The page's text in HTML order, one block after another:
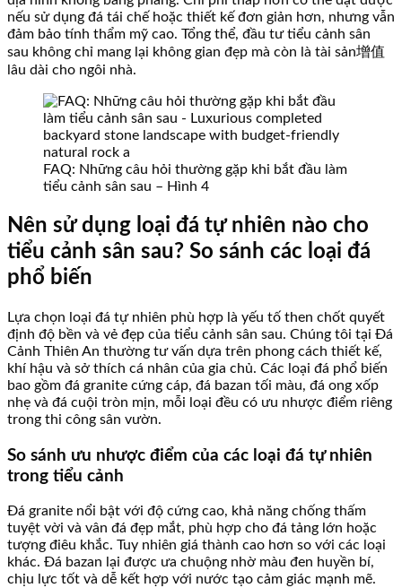
nếu sử dụng đá tái chế hoặc thiết kế đơn giản hơn, nhưng vẫn
đảm bảo tính thẩm mỹ cao. Tổng thể, đầu tư tiểu cảnh sân
sau không chỉ mang lại không gian đẹp mà còn là tài sản增值
lâu dài cho ngôi nhà.
FAQ: Những câu hỏi thường gặp khi bắt đầu làm
tiểu cảnh sân sau – Hình 4
Nên sử dụng loại đá tự nhiên nào cho
tiểu cảnh sân sau? So sánh các loại đá
phổ biến
Lựa chọn loại đá tự nhiên phù hợp là yếu tố then chốt quyết
định độ bền và vẻ đẹp của tiểu cảnh sân sau. Chúng tôi tại Đá
Cảnh Thiên An thường tư vấn dựa trên phong cách thiết kế,
khí hậu và sở thích cá nhân của gia chủ. Các loại đá phổ biến
bao gồm đá granite cứng cáp, đá bazan tối màu, đá ong xốp
nhẹ và đá cuội tròn mịn, mỗi loại đều có ưu nhược điểm riêng
trong thi công sân vườn.
So sánh ưu nhược điểm của các loại đá tự nhiên
trong tiểu cảnh
Đá granite nổi bật với độ cứng cao, khả năng chống thấm
tuyệt vời và vân đá đẹp mắt, phù hợp cho đá tảng lớn hoặc
tượng điêu khắc. Tuy nhiên giá thành cao hơn so với các loại
khác. Đá bazan lại được ưa chuộng nhờ màu đen huyền bí,
chịu lực tốt và dễ kết hợp với nước tạo cảm giác mạnh mẽ.